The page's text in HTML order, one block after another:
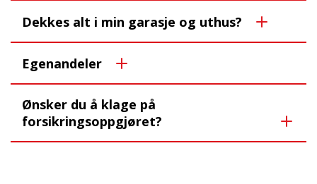
Dekkes alt i min garasje og uthus?
Egenandeler
Ønsker du å klage på
forsikringsoppgjøret?